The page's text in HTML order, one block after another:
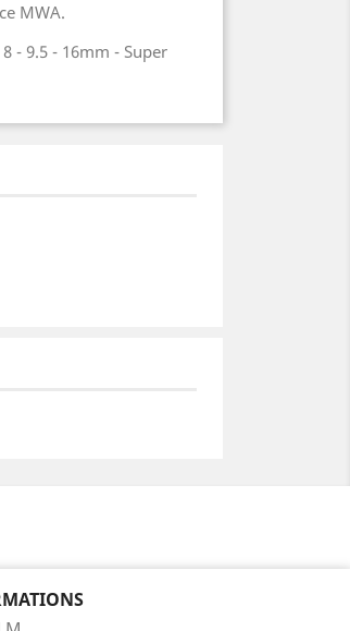
MWA.
- 9.5 - 16mm - Super